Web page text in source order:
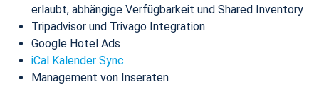
erlaubt, abhängige Verfügbarkeit und Shared Inventory
Tripadvisor und Trivago Integration
Google Hotel Ads
iCal Kalender Sync
Management von Inseraten